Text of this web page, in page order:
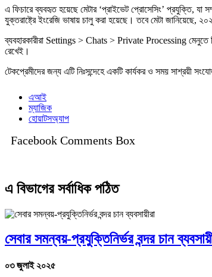
এ ফিচারে ব্যবহৃত হয়েছে মেটার ‘প্রাইভেট প্রোসেসিং’ প্রযুক্তি, যা
যুক্তরাষ্ট্রে ইংরেজি ভাষায় চালু করা হয়েছে। তবে মেটা জানিয়েছে,
ব্যবহারকারীরা Settings > Chats > Private Processing মেনুতে
রেখেই।
টেকপ্রেমীদের জন্য এটি নিঃসন্দেহে একটি কার্যকর ও সময় সাশ্রয়ী
এআই
ম্যাজিক
হোয়াটসঅ্যাপ
Facebook Comments Box
এ বিভাগের সর্বাধিক পঠিত
সেবার সমন্বয়-প্রযুক্তিনির্ভর বন্দর চান
০৩ জুলাই ২০২৫